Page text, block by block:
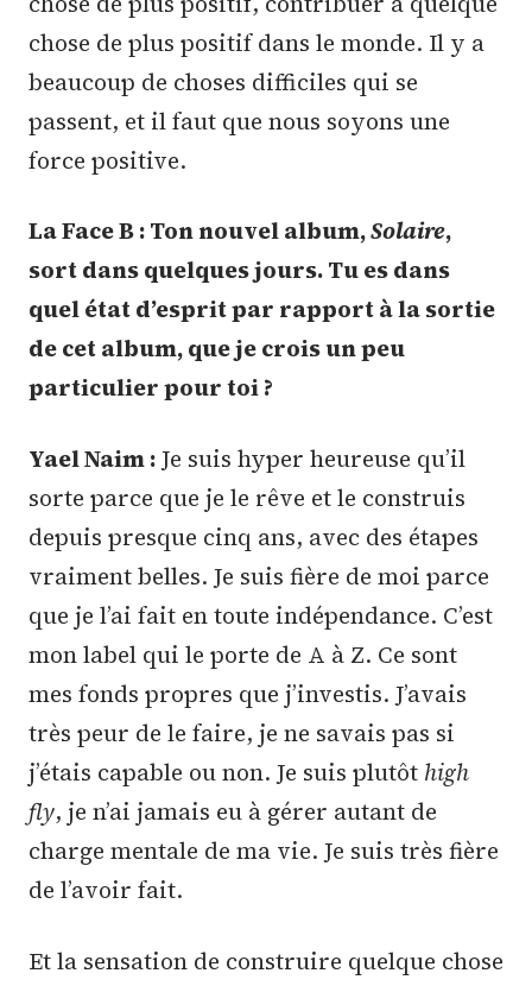
chose de plus positif dans le monde. Il y a
beaucoup de choses difficiles qui se
passent, et il faut que nous soyons une
force positive.
La Face B : Ton nouvel album,Solaire,
sort dans quelques jours. Tu es dans
quel état d’esprit par rapport à la sortie
de cet album, que je crois un peu
particulier pour toi ?
Yael Naim :Je suis hyper heureuse qu’il
sorte parce que je le rêve et le construis
depuis presque cinq ans, avec des étapes
vraiment belles. Je suis fière de moi parce
que je l’ai fait en toute indépendance. C’est
mon label qui le porte de A à Z. Ce sont
mes fonds propres que j’investis. J’avais
très peur de le faire, je ne savais pas si
j’étais capable ou non. Je suis plutôt high
fly, je n’ai jamais eu à gérer autant de
charge mentale de ma vie. Je suis très fière
de l’avoir fait.
Et la sensation de construire quelque chose